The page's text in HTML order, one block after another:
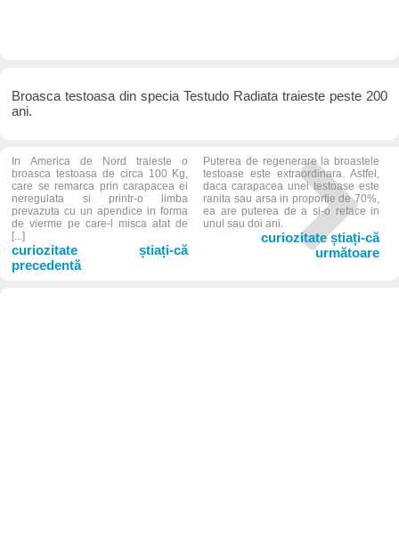
Broasca testoasa din specia Testudo Radiata traieste peste 200
ani.
In America de Nord traieste o
broasca testoasa de circa 100 Kg,
care se remarca prin carapacea ei
neregulata si printr-o limba
prevazuta cu un apendice in forma
de vierme pe care-l misca atat de
[...]
curiozitate știați-că
precedentă
Puterea de regenerare la broastele
testoase este extraordinara. Astfel,
daca carapacea unei testoase este
ranita sau arsa in proportie de 70%,
ea are puterea de a si-o reface in
unul sau doi ani.
curiozitate știați-că
următoare